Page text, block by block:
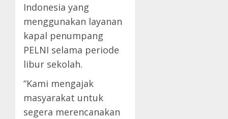
Indonesia yang
menggunakan layanan
kapal penumpang
PELNI selama periode
libur sekolah.
“Kami mengajak
masyarakat untuk
segera merencanakan